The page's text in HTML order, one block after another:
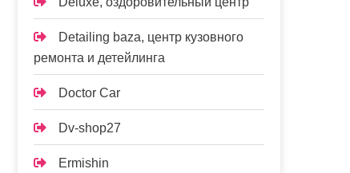
Detailing baza, центр кузовного
ремонта и детейлинга
Doctor Car
Dv-shop27
Ermishin